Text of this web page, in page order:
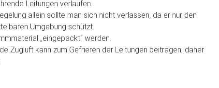
Leitungen verlaufen.
allein sollte man sich nicht verlassen, da er nur den
Umgebung schützt.
„eingepackt“ werden.
Zugluft kann zum Gefrieren der Leitungen beitragen, daher